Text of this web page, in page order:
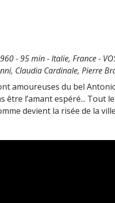
- 95 min - Italie, France -
Claudia Cardinale, Pierre
amoureuses du bel
être l’amant espéré... Tout
devient la risée de la